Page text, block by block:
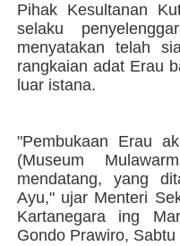
Pihak Kesultanan
selaku
menyatakan telah
rangkaian adat Erau
luar istana.
"Pembukaan Erau
(Museum
mendatang, yang
Ayu," ujar Menteri
Kartanegara ing
Gondo Prawiro,